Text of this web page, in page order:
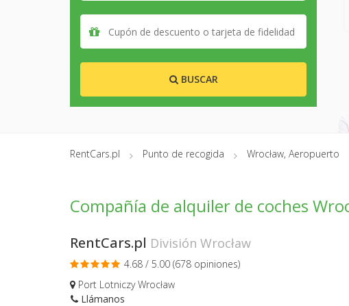
BUSCAR
RentCars.pl Punto de recogida Wrocław, Aeropuerto
Compañía de alquiler de coches
RentCars.pl División Wrocław
4.68 / 5.00 (678 opiniones)
Port Lotniczy Wrocław
Llámanos